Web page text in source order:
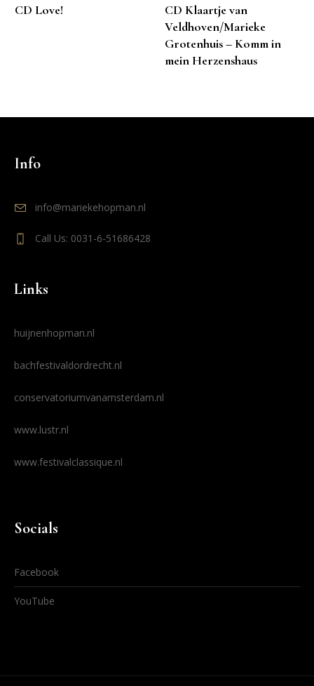
CD Love!
CD Klaartje van
Veldhoven/Marieke
Grotenhuis – Komm in
mein Herzenshaus
Info
info@mariekehopman.nl
Call Us: 0031-6-51686428
Links
huijnenhopman.nl
bachfestivaldordrecht.nl
conservatoriumvanamsterdam.nl
www.lustr.nl
www.festivalclassique.nl
Socials
Facebook
YouTube